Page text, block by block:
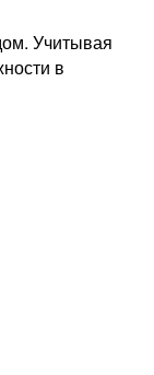
Учитывая
в